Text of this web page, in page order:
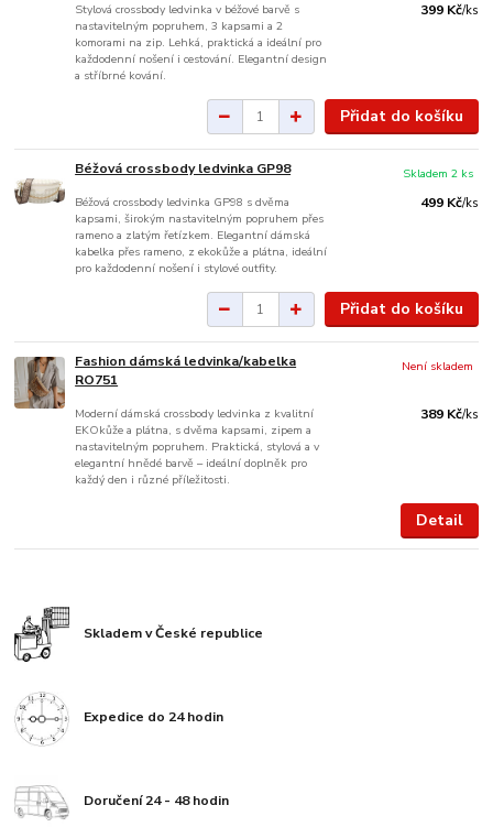
Stylová crossbody ledvinka v béžové barvě s
nastavitelným popruhem, 3 kapsami a 2
komorami na zip. Lehká, praktická a ideální pro
každodenní nošení i cestování. Elegantní design
a stříbrné kování.
399 Kč/ks
Přidat do košíku
Béžová crossbody ledvinka GP98
Béžová crossbody ledvinka GP98 s dvěma
kapsami, širokým nastavitelným popruhem přes
rameno a zlatým řetízkem. Elegantní dámská
kabelka přes rameno, z ekokůže a plátna, ideální
pro každodenní nošení i stylové outfity.
499 Kč/ks
Skladem 2 ks
Přidat do košíku
Fashion dámská ledvinka/kabelka
RO751
Moderní dámská crossbody ledvinka z kvalitní
EKOkůže a plátna, s dvěma kapsami, zipem a
nastavitelným popruhem. Praktická, stylová a v
elegantní hnědé barvě – ideální doplněk pro
každý den i různé příležitosti.
389 Kč/ks
Není skladem
Detail
Skladem v České republice
Expedice do 24 hodin
Doručení 24 - 48 hodin